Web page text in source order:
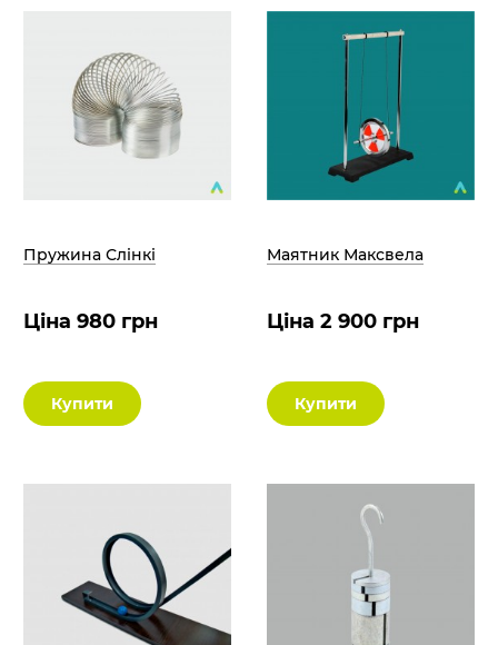
Пружина Слінкі
Ціна 980 грн
Купити
Маятник Максвела
Ціна 2 900 грн
Купити